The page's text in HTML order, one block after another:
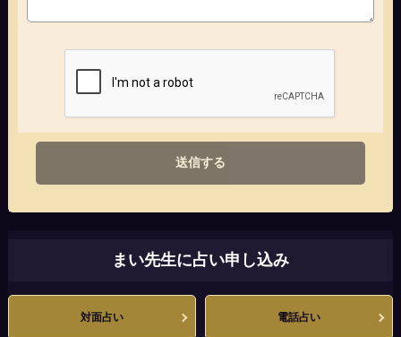
送信する
まい先生に占い申し込み
対面占い 電話占い